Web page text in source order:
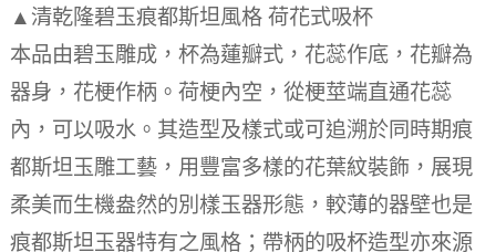
▲清乾隆碧玉痕都斯坦風格 荷花式吸杯
本品由碧玉雕成，杯為蓮瓣式，花蕊作底，花瓣為
器身，花梗作柄。 荷梗內空，從梗莖端直通花蕊
內，可以吸水。 其造型及樣式或可追溯於同時期痕
都斯坦玉雕工藝，用豐富多樣的花葉紋裝飾，展現
柔美而生機盎然的別樣玉器形態，較薄的器壁也是
痕都斯坦玉器特有之風格；帶柄的吸杯造型亦來源